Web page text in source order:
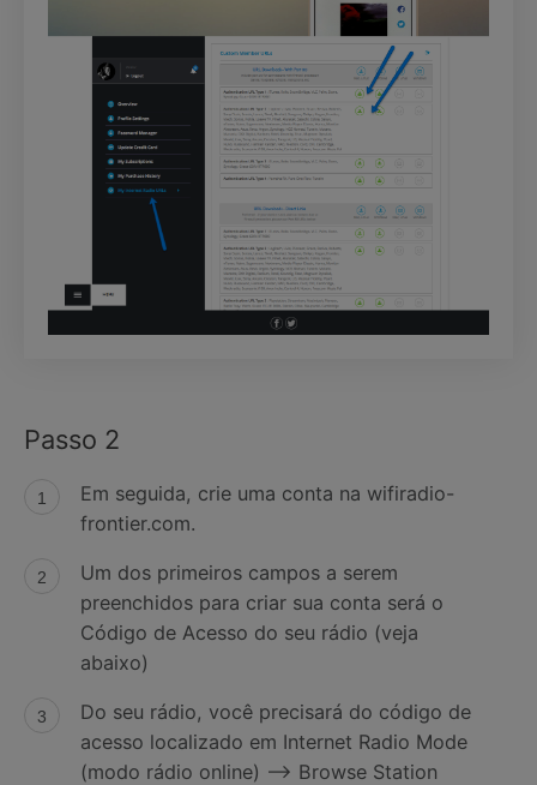
Passo 2
Em seguida, crie uma conta na wifiradio-
frontier.com.
Um dos primeiros campos a serem
preenchidos para criar sua conta será o
Código de Acesso do seu rádio (veja
abaixo)
Do seu rádio, você precisará do código de
acesso localizado em Internet Radio Mode
(modo rádio online) --> Browse Station